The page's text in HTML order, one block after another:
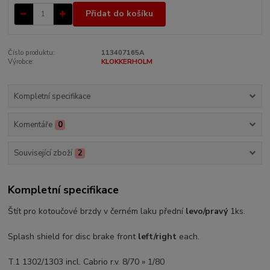
Přidat do košíku
Číslo produktu:
113407165A
Výrobce:
KLOKKERHOLM
Kompletní specifikace
Komentáře 0
Související zboží 2
Kompletní specifikace
Štít pro kotoučové brzdy v černém laku přední levo/pravý1ks.
Splash shield for disc brake front left/right each.
T.1 1302/1303 incl. Cabrio r.v. 8/70 » 1/80